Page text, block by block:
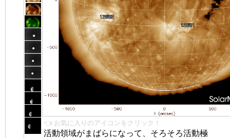
👈 お気に入りのアイコンをクリック！
活動領域がまばらになって、そろそろ活動極